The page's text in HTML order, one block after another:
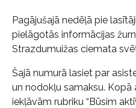
Pagājušajā nedēļā pie
pielāgotās informācijas
Strazdumuižas ciemata
Šajā numurā lasiet par
un nodokļu samaksu. Kopā
iekļāvām rubriku “Būsim